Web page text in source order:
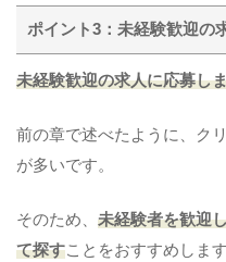
ポイント3：未経験歓迎の
未経験歓迎の求人に応募し
前の章で述べたように、ク
が多いです。
そのため、 未経験者を歓迎
て探すことをおすすめします